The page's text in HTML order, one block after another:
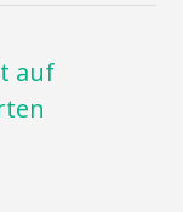
auf